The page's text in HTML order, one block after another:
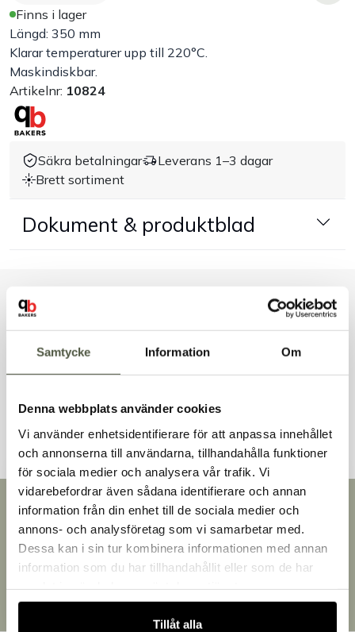
Samtycke Information Om
Denna webbplats använder cookies
Vi använder enhetsidentifierare för att anpassa innehållet
och annonserna till användarna, tillhandahålla funktioner
för sociala medier och analysera vår trafik. Vi
vidarebefordrar även sådana identifierare och annan
information från din enhet till de sociala medier och
annons- och analysföretag som vi samarbetar med.
Dessa kan i sin tur kombinera informationen med annan
information som du har tillhandahållit eller som de har
Tillåt alla
Plåtbyte
Monin
Om Bakers
Finns i lager
Längd: 350 mm
Klarar temperaturer upp till 220°C.
Maskindiskbar.
Artikelnr: 10824
Säkra betalningar
Leverans 1–3 dagar
Brett sortiment
Dokument & produktblad
Liknande produkter
Andra kunder tittade även på
Snabb leverans
Leverans inom 3-5 arbetsdagar.
Brett sortiment
Över 30 000 produkter
Designat och tillverkat i Småland
Välkommen till Bakers!
Handlar du som företag eller privatperson?
Fortsätt som privatperson